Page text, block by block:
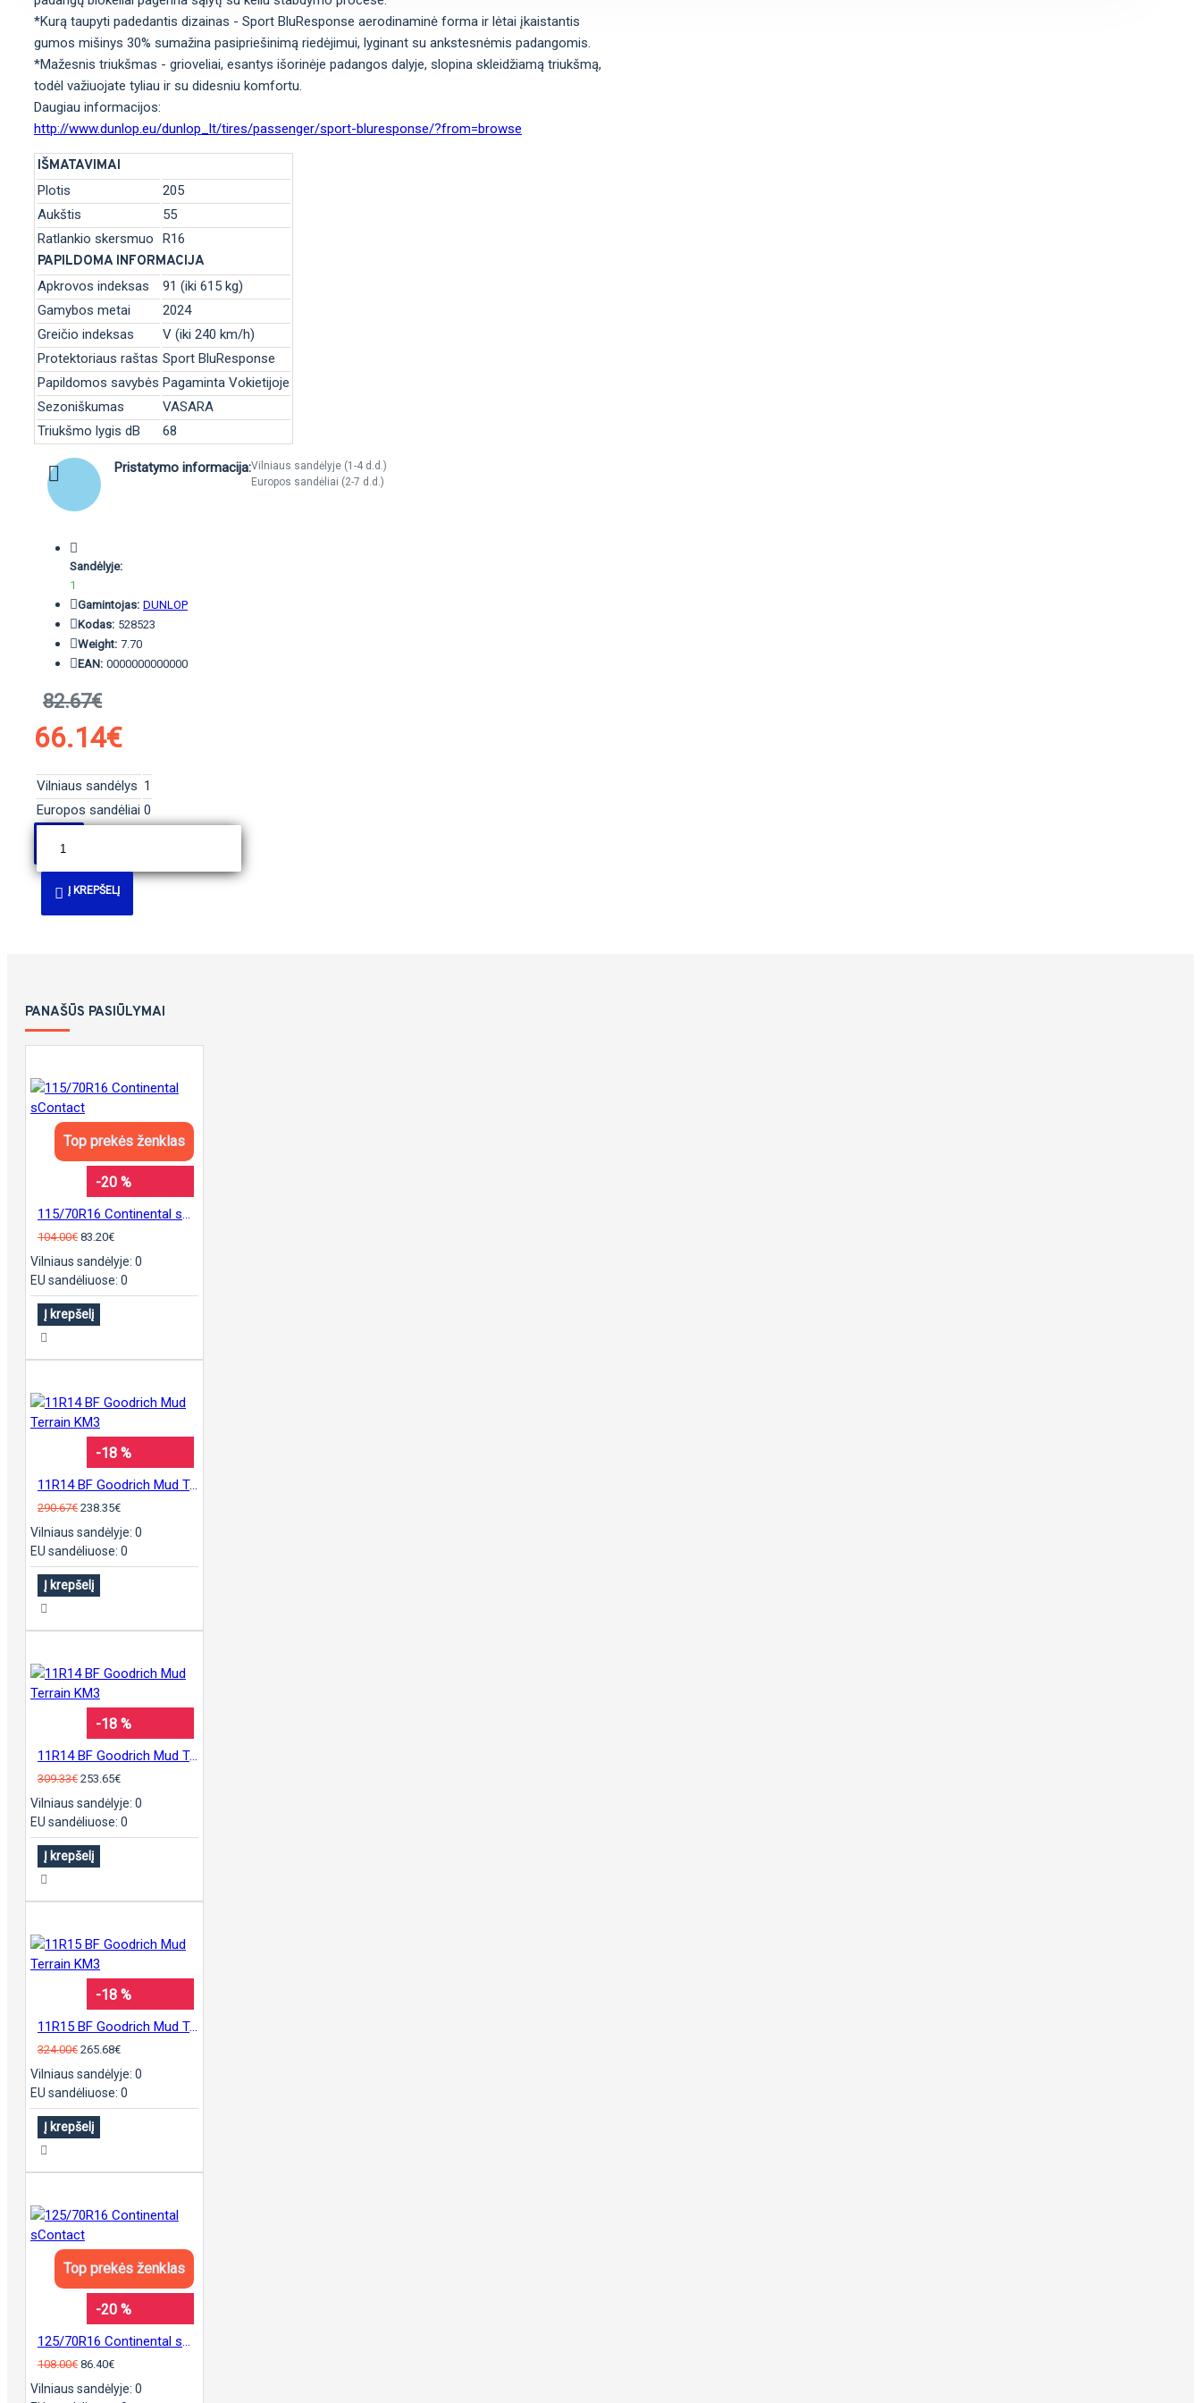
*Kurą taupyti padedantis dizainas - Sport BluResponse aerodinaminė forma ir lėtai įkaistantis
gumos mišinys 30% sumažina pasipriešinimą riedėjimui, lyginant su ankstesnėmis padangomis.
*Mažesnis triukšmas - grioveliai, esantys išorinėje padangos dalyje, slopina skleidžiamą triukšmą,
todėl važiuojate tyliau ir su didesniu komfortu.
Daugiau informacijos:
http://www.dunlop.eu/dunlop_lt/tires/passenger/sport-bluresponse/?from=browse
IŠMATAVIMAI
Plotis
205
Aukštis
55
Ratlankio skersmuo
R16
PAPILDOMA INFORMACIJA
Apkrovos indeksas
91 (iki 615 kg)
Gamybos metai
2024
Greičio indeksas
V (iki 240 km/h)
Protektoriaus raštas Sport BluResponse
Papildomos savybės Pagaminta Vokietijoje
Sezoniškumas
VASARA
Triukšmo lygis dB
68
Pristatymo informacija:Vilniaus sandėlyje (1-4 d.d.)
Europos sandėliai (2-7 d.d.)
Sandėlyje:
1
Gamintojas: DUNLOP
Kodas: 528523
Weight: 7.70
EAN: 0000000000000
82.67€
66.14€
Vilniaus sandėlys 1
Europos sandėliai 0
Į KREPŠELĮ
PANAŠŪS PASIŪLYMAI
Top prekės ženklas
-20 %
115/70R16 Continental sContact
104.00€ 83.20€
Vilniaus sandėlyje: 0
EU sandėliuose: 0
Į krepšelį
-18 %
11R14 BF Goodrich Mud Terrain KM3
290.67€ 238.35€
Vilniaus sandėlyje: 0
EU sandėliuose: 0
Į krepšelį
-18 %
11R14 BF Goodrich Mud Terrain KM3
309.33€ 253.65€
Vilniaus sandėlyje: 0
EU sandėliuose: 0
Į krepšelį
-18 %
11R15 BF Goodrich Mud Terrain KM3
324.00€ 265.68€
Vilniaus sandėlyje: 0
EU sandėliuose: 0
Į krepšelį
Top prekės ženklas
-20 %
125/70R16 Continental sContact
108.00€ 86.40€
Vilniaus sandėlyje: 0